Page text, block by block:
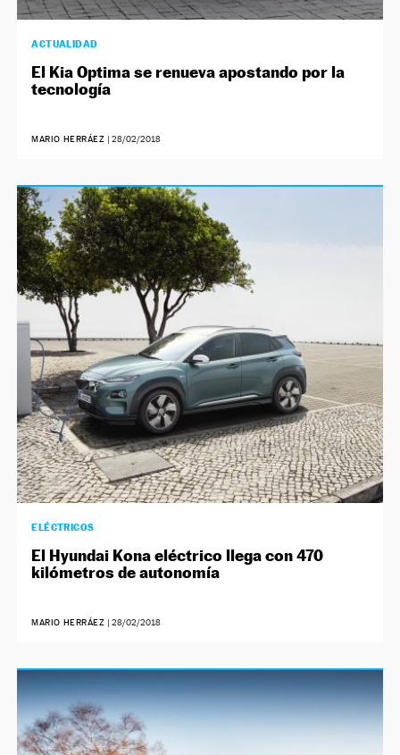
ACTUALIDAD
El Kia Optima se renueva apostando por la
tecnología
MARIO HERRÁEZ | 28/02/2018
ELÉCTRICOS
El Hyundai Kona eléctrico llega con 470
kilómetros de autonomía
MARIO HERRÁEZ | 28/02/2018